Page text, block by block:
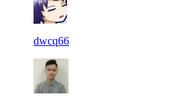
dwcq66